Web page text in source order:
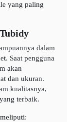
yang paling
dalam
Saat pengguna
akan
dan ukuran.
kualitasnya,
terbaik.